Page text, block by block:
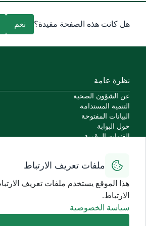
ملفات تعريف الارتباط
هذا الموقع يستخدم ملفات تعريف
الارتباط.
سياسة الخصوصية
هل كانت هذه الصفحة مفيدة؟ نعم
نظرة عامة
عن الشؤون الصحية
التنمية المستدامة
البيانات المفتوحة
حول البوابة
القنوات الرقمية
سياسة الاستخدام الآمن
ميثاق المستخدمين